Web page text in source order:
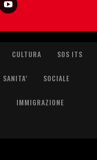
CULTURA SOS ITS
SANITA’ SOCIALE
IMMIGRAZIONE